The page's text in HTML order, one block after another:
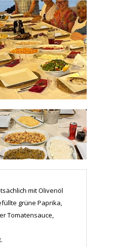
mit Olivenöl
grüne Paprika,
Tomatensauce,